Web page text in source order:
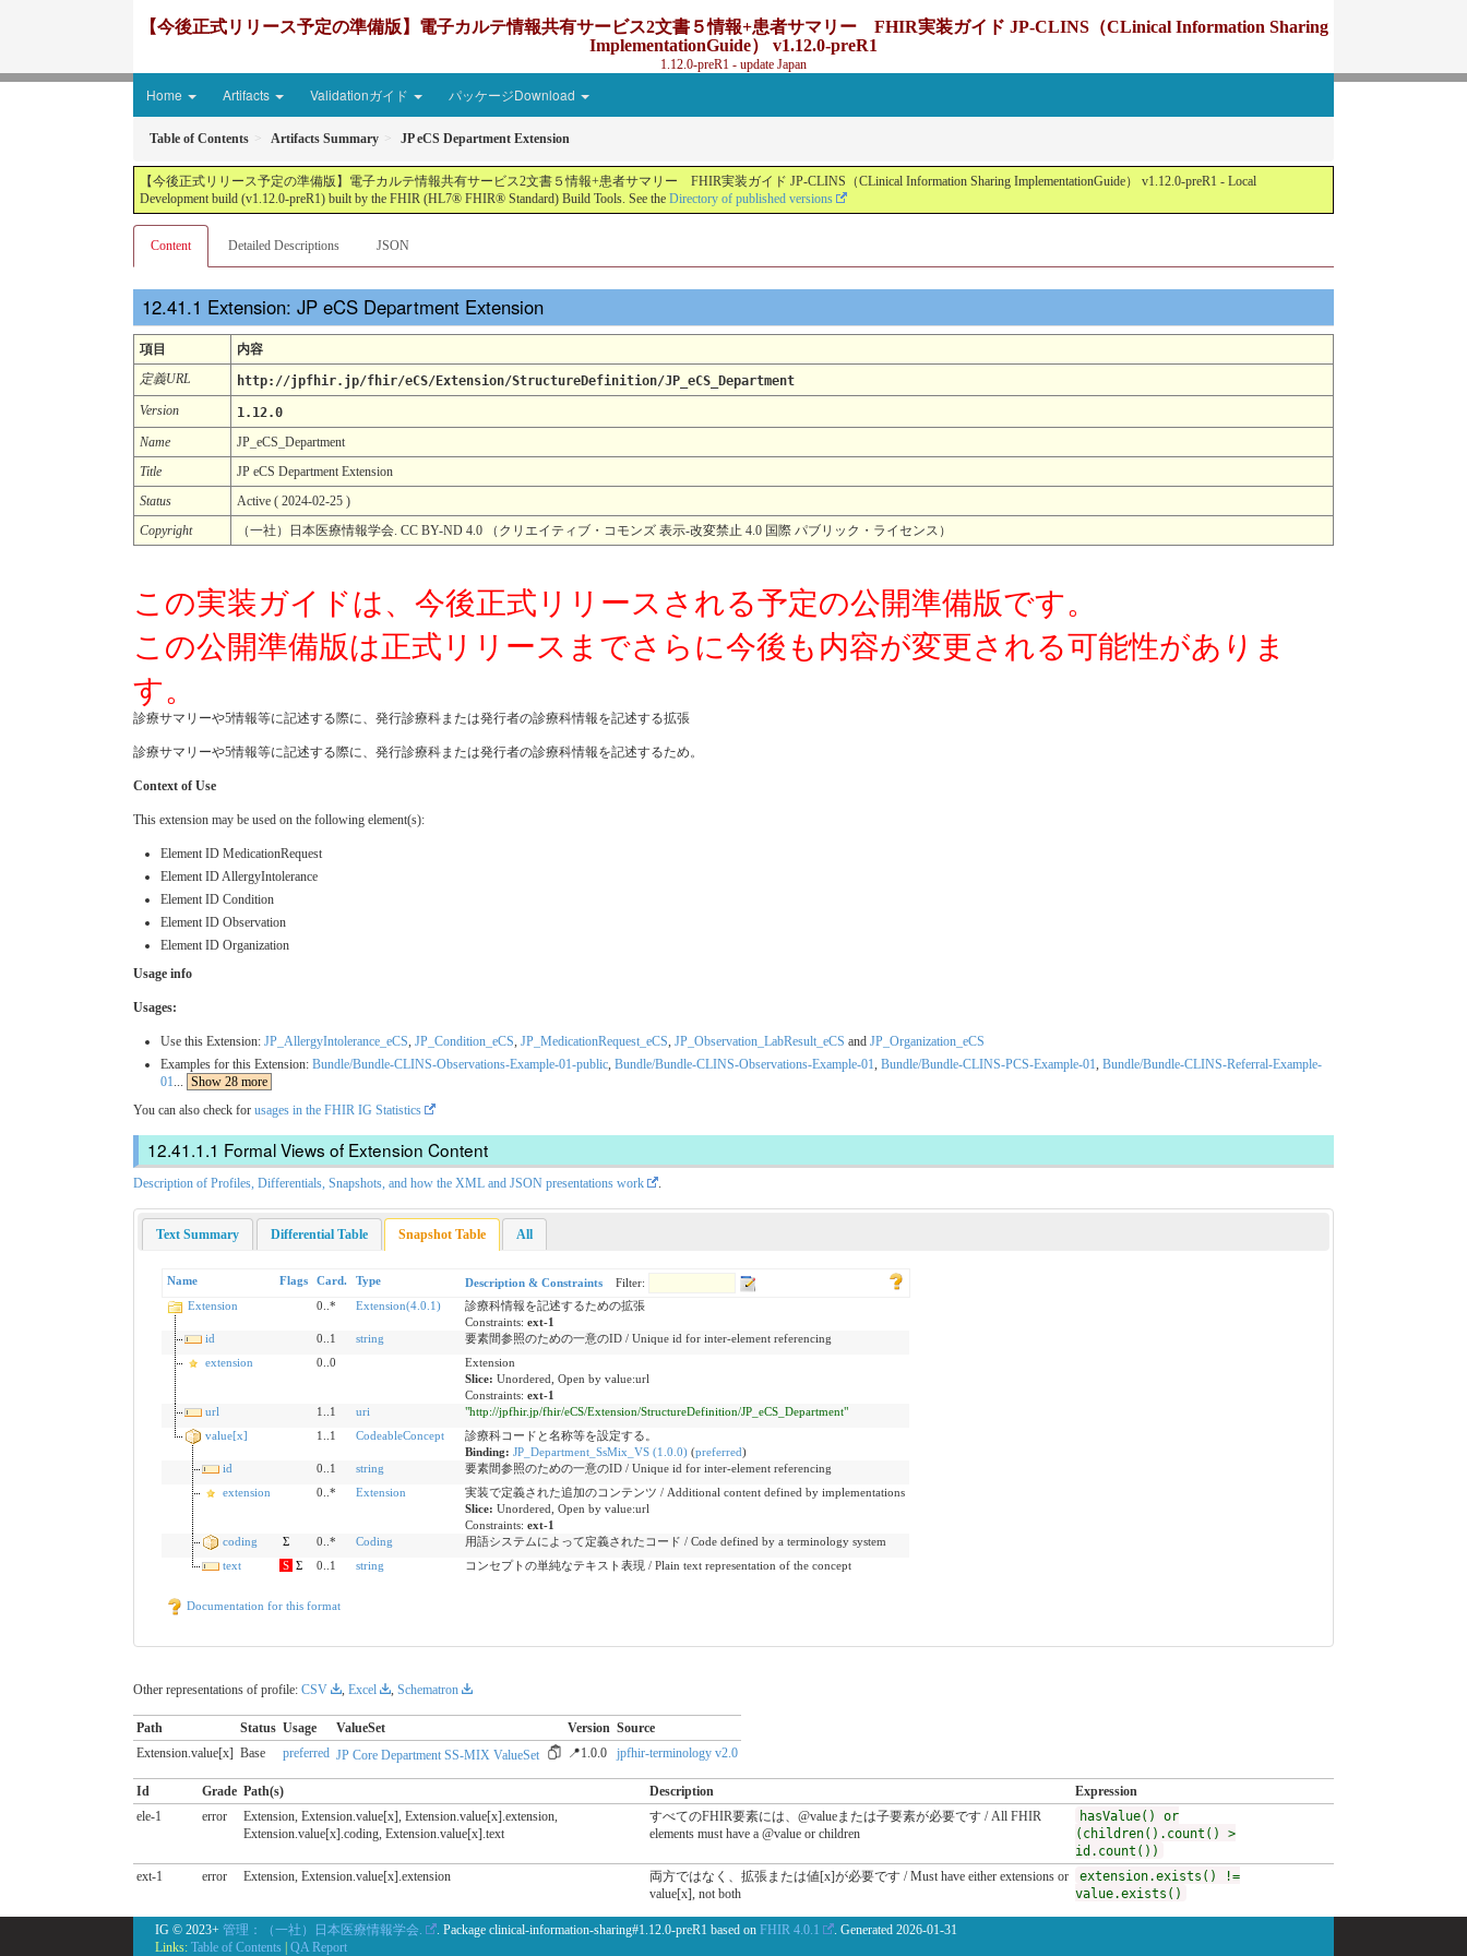
【今後正式リリース予定の準備版】電子カルテ情報共有サービス2文書５情報+患者サマリー FHIR実装ガイド JP-CLINS（CLinical Information Sharing
ImplementationGuide） v1.12.0-preR1
1.12.0-preR1 - update Japan
Home Artifacts Validationガイド パッケージDownload
Table of Contents Artifacts Summary JP eCS Department Extension
【今後正式リリース予定の準備版】電子カルテ情報共有サービス2文書５情報+患者サマリー FHIR実装ガイド JP-CLINS（CLinical Information Sharing ImplementationGuide） v1.12.0-preR1 - Local
Development build (v1.12.0-preR1) built by the FHIR (HL7® FHIR® Standard) Build Tools. See the Directory of published versions
Content Detailed Descriptions JSON
Extension: JP eCS Department Extension
項目
内容
定義URL
http://jpfhir.jp/fhir/eCS/Extension/StructureDefinition/JP_eCS_Department
Version
1.12.0
Name
JP_eCS_Department
Title
JP eCS Department Extension
Status
Active ( 2024-02-25 )
Copyright
（一社）日本医療情報学会. CC BY-ND 4.0 （クリエイティブ・コモンズ 表示-改変禁止 4.0 国際 パブリック・ライセンス）
この実装ガイドは、今後正式リリースされる予定の公開準備版です。
この公開準備版は正式リリースまでさらに今後も内容が変更される可能性がありま
す。
診療サマリーや5情報等に記述する際に、発行診療科または発行者の診療科情報を記述する拡張
診療サマリーや5情報等に記述する際に、発行診療科または発行者の診療科情報を記述するため。
Context of Use
This extension may be used on the following element(s):
Element ID MedicationRequest
Element ID AllergyIntolerance
Element ID Condition
Element ID Observation
Element ID Organization
Usage info
Usages:
Use this Extension: JP_AllergyIntolerance_eCS JP_Condition_eCS JP_MedicationRequest_eCS JP_Observation_LabResult_eCS and JP_Organization_eCS
Examples for this Extension: Bundle/Bundle-CLINS-Observations-Example-01-public Bundle/Bundle-CLINS-Observations-Example-01 Bundle/Bundle-CLINS-PCS-Example-01 Bundle/Bundle-CLINS-Referral-Example-
01
Show 28 more
You can also check for usages in the FHIR IG Statistics
Formal Views of Extension Content
Description of Profiles, Differentials, Snapshots, and how the XML and JSON presentations work .
Text Summary Differential Table Snapshot Table All
Name Flags Card. Type Description & Constraints
Filter:
Extension
0..* Extension(4.0.1)
診療科情報を記述するための拡張
Constraints: ext-1
id
0..1 string
要素間参照のための一意のID / Unique id for inter-element referencing
extension
0..0
Extension
Slice: Unordered, Open by value:url
Constraints: ext-1
url
1..1 uri
"http://jpfhir.jp/fhir/eCS/Extension/StructureDefinition/JP_eCS_Department"
value[x]
1..1 CodeableConcept
診療科コードと名称等を設定する。
Binding: JP_Department_SsMix_VS (1.0.0)(preferred)
id
0..1 string
要素間参照のための一意のID / Unique id for inter-element referencing
extension
0..* Extension
実装で定義された追加のコンテンツ / Additional content defined by implementations
Slice: Unordered, Open by value:url
Constraints: ext-1
coding
Σ 0..* Coding
用語システムによって定義されたコード / Code defined by a terminology system
text
S Σ 0..1 string コンセプトの単純なテキスト表現 / Plain text representation of the concept
Documentation for this format
Other representations of profile: CSV , Excel , Schematron
Path Status Usage ValueSet Version Source
Extension.value[x] Base preferred JP Core Department SS-MIX ValueSet 📍1.0.0 jpfhir-terminology v2.0
Id Grade Path(s) Description
Expression
ele-1
error
Extension, Extension.value[x], Extension.value[x].extension,
Extension.value[x].coding, Extension.value[x].text
すべてのFHIR要素には、@valueまたは子要素が必要です / All FHIR
elements must have a @value or children
hasValue() or
(children().count() >
id.count())
ext-1
error Extension, Extension.value[x].extension
両方ではなく、拡張または値[x]が必要です / Must have either extensions or
value[x], not both
extension.exists() !=
value.exists()
IG © 2023+ 管理：（一社）日本医療情報学会. . Package clinical-information-sharing#1.12.0-preR1 based on FHIR 4.0.1 . Generated 2026-01-31
Links: Table of Contents QA Report